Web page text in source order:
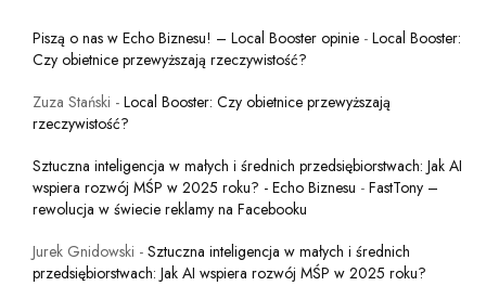
Piszą o nas w Echo Biznesu! – Local Booster opinie - Local Booster:
Czy obietnice przewyższają rzeczywistość?
Zuza Stański - Local Booster: Czy obietnice przewyższają
rzeczywistość?
Sztuczna inteligencja w małych i średnich przedsiębiorstwach: Jak AI
wspiera rozwój MŚP w 2025 roku? - Echo Biznesu - FastTony –
rewolucja w świecie reklamy na Facebooku
Jurek Gnidowski - Sztuczna inteligencja w małych i średnich
przedsiębiorstwach: Jak AI wspiera rozwój MŚP w 2025 roku?